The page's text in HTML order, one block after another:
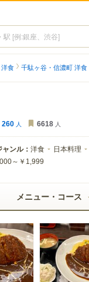
食 千駄ヶ谷・信濃町 洋食
260 人 6618 人
ャンル： 洋食 日本料理
～￥1,999
メニュー・コース